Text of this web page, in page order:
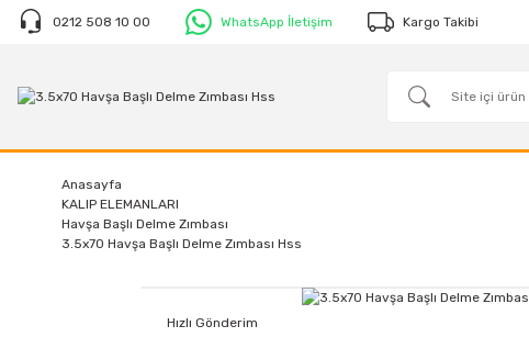
0212 508 10 00 WhatsApp İletişim Kargo Takibi
Anasayfa
KALIP ELEMANLARI
Havşa Başlı Delme Zımbası
3.5x70 Havşa Başlı Delme Zımbası Hss
Hızlı Gönderim